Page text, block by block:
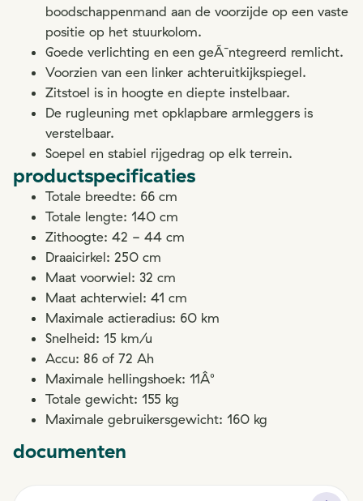
boodschappenmand aan de voorzijde op een vaste
positie op het stuurkolom.
Goede verlichting en een geÃ¯ntegreerd remlicht.
Voorzien van een linker achteruitkijkspiegel.
Zitstoel is in hoogte en diepte instelbaar.
De rugleuning met opklapbare armleggers is
verstelbaar.
Soepel en stabiel rijgedrag op elk terrein.
productspecificaties
Totale breedte: 66 cm
Totale lengte: 140 cm
Zithoogte: 42 - 44 cm
Draaicirkel: 250 cm
Maat voorwiel: 32 cm
Maat achterwiel: 41 cm
Maximale actieradius: 60 km
Snelheid: 15 km/u
Accu: 86 of 72 Ah
Maximale hellingshoek: 11Â°
Totale gewicht: 155 kg
Maximale gebruikersgewicht: 160 kg
documenten